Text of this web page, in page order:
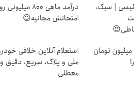
| سبک،
درآمد ماهی 800
امتحانش مجانیه😉
آمپول‌های لاغری را ۱ میلیون تومان
استعلام آنلاین خلافی
ملی و پلاک، سریع، دقیق
معطلی